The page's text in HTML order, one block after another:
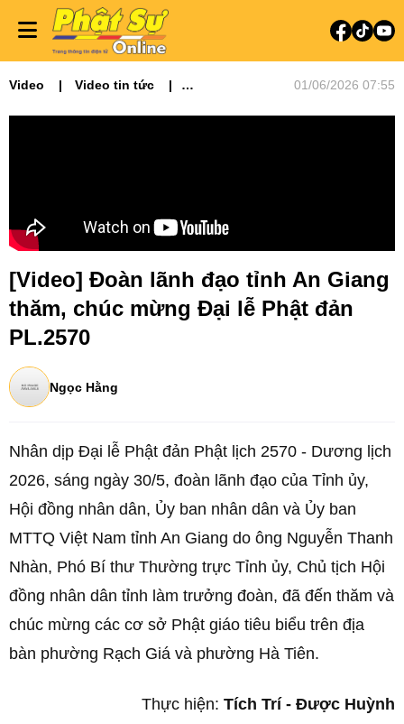
Video
Video tin tức
01/06/2026 07:55
[Video] Đoàn lãnh đạo tỉnh An Giang
thăm, chúc mừng Đại lễ Phật đản
PL.2570
Ngọc Hằng
Nhân dịp Đại lễ Phật đản Phật lịch 2570 - Dương lịch
2026, sáng ngày 30/5, đoàn lãnh đạo của Tỉnh ủy,
Hội đồng nhân dân, Ủy ban nhân dân và Ủy ban
MTTQ Việt Nam tỉnh An Giang do ông Nguyễn Thanh
Nhàn, Phó Bí thư Thường trực Tỉnh ủy, Chủ tịch Hội
đồng nhân dân tỉnh làm trưởng đoàn, đã đến thăm và
chúc mừng các cơ sở Phật giáo tiêu biểu trên địa
bàn phường Rạch Giá và phường Hà Tiên.
Thực hiện: Tích Trí - Được Huỳnh